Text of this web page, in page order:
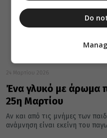
24 Μαρτίου 2026
Ένα γλυκό με άρωμα
25η Μαρτίου
Aν και από τις μνήμες των
ανάμνηση είναι εκείνη του
Do